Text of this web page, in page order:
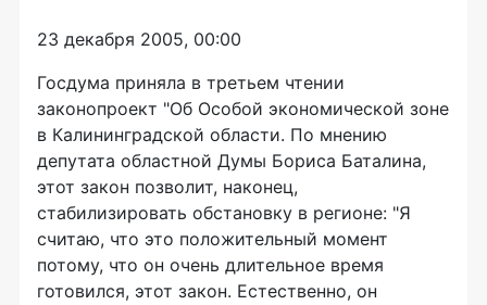
23 декабря 2005, 00:00
Госдума приняла в третьем чтении
законопроект "Об Особой экономической зоне
в Калининградской области. По мнению
депутата областной Думы Бориса Баталина,
этот закон позволит, наконец,
стабилизировать обстановку в регионе: "Я
считаю, что это положительный момент
потому, что он очень длительное время
готовился, этот закон. Естественно, он